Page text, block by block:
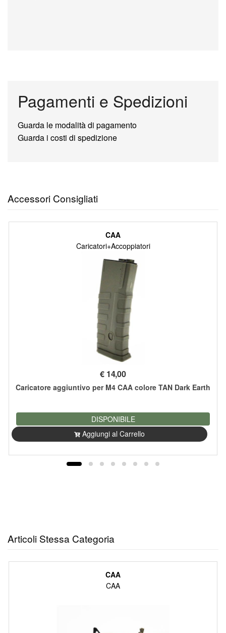
Pagamenti e Spedizioni
Guarda le modalità di pagamento
Guarda i costi di spedizione
Accessori Consigliati
CAA
Caricatori+Accoppiatori
€ 14,00
Caricatore aggiuntivo per M4 CAA colore TAN Dark Earth
DISPONIBILE
Aggiungi al Carrello
Articoli Stessa Categoria
CAA
CAA